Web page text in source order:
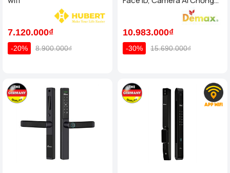
7.120.000₫
-20% 8.900.000₫
Nước IP66 Cho Cửa Nhôm
10.983.000₫
-30% 15.690.000₫